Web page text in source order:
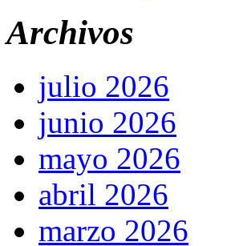
Archivos
julio 2026
junio 2026
mayo 2026
abril 2026
marzo 2026